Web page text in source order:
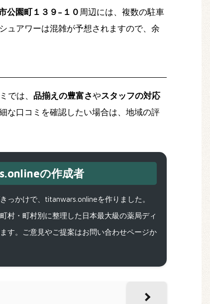
公園町１３９−１０ 周辺には、複数の駐車
ュアワーは混雑が予想されますので、余
では、 品揃えの豊富さやスタッフの対応
な口コミを確認したい場合は、地域の評
の作成者
っかけで、titanwars.onlineを作りました。
村・町村別に整理した日本最大級の薬局ディ
す。ご意見やご提案はお問い合わせページか